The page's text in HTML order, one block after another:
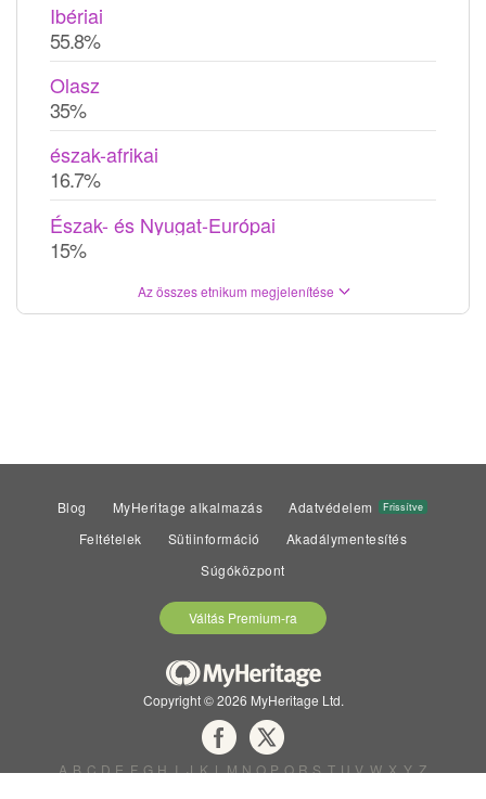
Ibériai
55.8%
Olasz
35%
észak-afrikai
16.7%
Észak- és Nyugat-Európai
15%
Az összes etnikum megjelenítése
Blog MyHeritage alkalmazás Adatvédelem Frissítve
Feltételek Sütiinformáció
Akadálymentesítés
Súgóközpont
Váltás Premium-ra
Copyright © 2026 MyHeritage Ltd.
A B C D E F G H I J K L M N O P Q R S T U V W X Y Z